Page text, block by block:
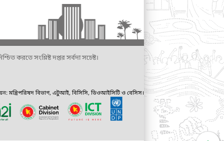
করতে সংশ্লিষ্ট দপ্তর সর্বদা সচেষ্ট।
মন্ত্রিপরিষদ বিভাগ, এটুআই, বিসিসি, ডিওআইসিটি ও বেসিস।